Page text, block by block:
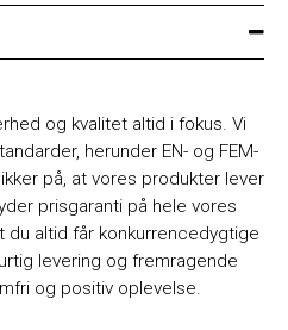
og kvalitet altid i fokus. Vi
herunder EN- og FEM-
på, at vores produkter lever
prisgaranti på hele vores
du altid får konkurrencedygtige
levering og fremragende
og positiv oplevelse.